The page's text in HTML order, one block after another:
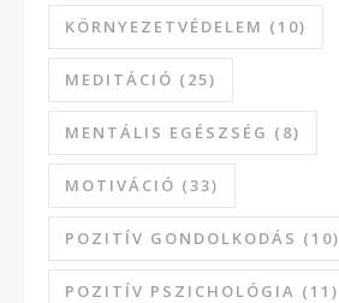
KÖRNYEZETVÉDELEM (10)
MEDITÁCIÓ (25)
MENTÁLIS EGÉSZSÉG (8)
MOTIVÁCIÓ (33)
POZITÍV GONDOLKODÁS (10)
POZITÍV PSZICHOLÓGIA (11)